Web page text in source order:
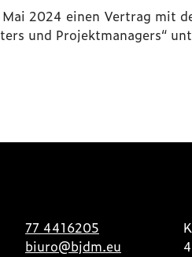
2024 einen Vertrag mit
und Projektmanagers“
77 4416205
biuro@bjdm.eu